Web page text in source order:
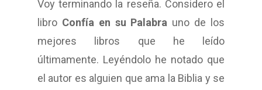
Voy terminando la reseña. Considero el
libro Confía en su Palabra uno de los
mejores libros que he leído
últimamente. Leyéndolo he notado que
el autor es alguien que ama la Biblia y se